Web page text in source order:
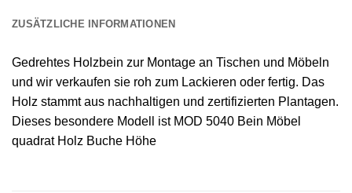
ZUSÄTZLICHE INFORMATIONEN
Gedrehtes Holzbein zur Montage an Tischen und Möbeln
und wir verkaufen sie roh zum Lackieren oder fertig. Das
Holz stammt aus nachhaltigen und zertifizierten Plantagen.
Dieses besondere Modell ist MOD 5040 Bein Möbel
quadrat Holz Buche Höhe